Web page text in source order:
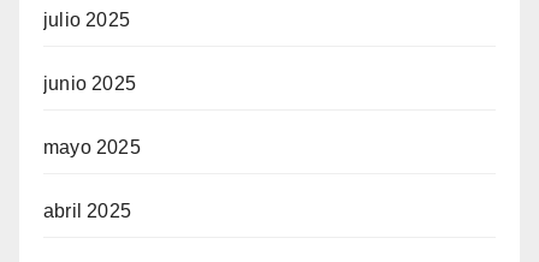
julio 2025
junio 2025
mayo 2025
abril 2025